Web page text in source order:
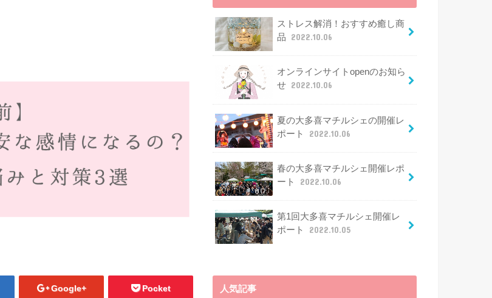
Google+ Pocket
ストレス解消！おすすめ癒し商
品
2022.10.06
オンラインサイトopenのお知ら
せ 2022.10.06
夏の大多喜マチルシェの開催レ
ポート
2022.10.06
春の大多喜マチルシェ開催レポ
ート
2022.10.06
第1回大多喜マチルシェ開催レ
ポート
2022.10.05
人気記事